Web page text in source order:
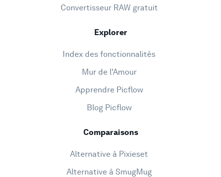
Convertisseur RAW gratuit
Explorer
Index des fonctionnalités
Mur de l'Amour
Apprendre Picflow
Blog Picflow
Comparaisons
Alternative à Pixieset
Alternative à SmugMug